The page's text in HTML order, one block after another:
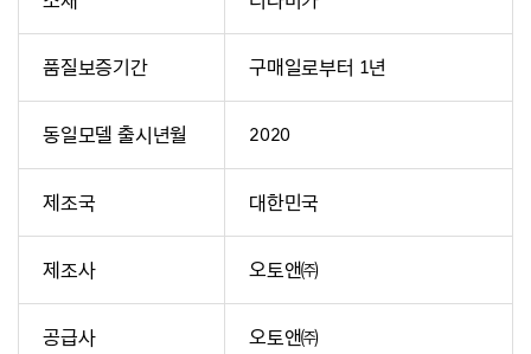
품질보증기간 구매일로부터 1년
동일모델 출시년월 2020
제조국 대한민국
제조사 오토앤㈜
공급사 오토앤㈜